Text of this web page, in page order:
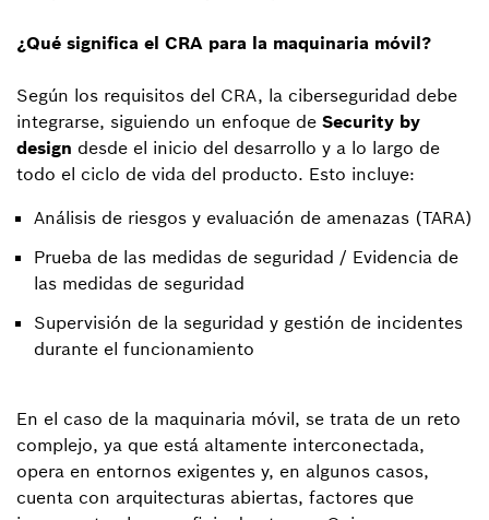
¿Qué significa el CRA para la maquinaria móvil?
Según los requisitos del CRA, la ciberseguridad debe
integrarse, siguiendo un enfoque de Security by
design desde el inicio del desarrollo y a lo largo de
todo el ciclo de vida del producto. Esto incluye:
Análisis de riesgos y evaluación de amenazas (TARA)
Prueba de las medidas de seguridad / Evidencia de
las medidas de seguridad
Supervisión de la seguridad y gestión de incidentes
durante el funcionamiento
En el caso de la maquinaria móvil, se trata de un reto
complejo, ya que está altamente interconectada,
opera en entornos exigentes y, en algunos casos,
cuenta con arquitecturas abiertas, factores que